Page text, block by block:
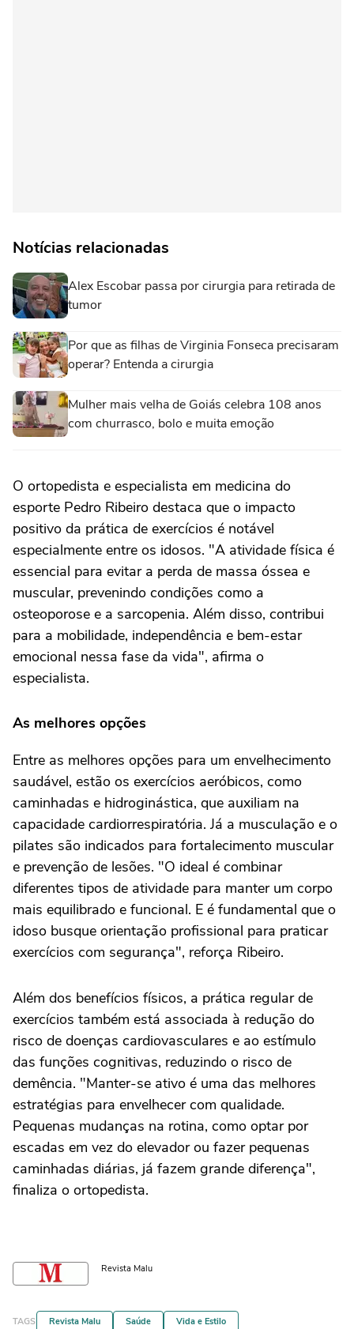
Notícias relacionadas
Alex Escobar passa por cirurgia para retirada de
tumor
Por que as filhas de Virginia Fonseca precisaram
operar? Entenda a cirurgia
Mulher mais velha de Goiás celebra 108 anos
com churrasco, bolo e muita emoção
O ortopedista e especialista em medicina do
esporte Pedro Ribeiro destaca que o impacto
positivo da prática de exercícios é notável
especialmente entre os idosos. "A atividade física é
essencial para evitar a perda de massa óssea e
muscular, prevenindo condições como a
osteoporose e a sarcopenia. Além disso, contribui
para a mobilidade, independência e bem-estar
emocional nessa fase da vida", afirma o
especialista.
As melhores opções
Entre as melhores opções para um envelhecimento
saudável, estão os exercícios aeróbicos, como
caminhadas e hidroginástica, que auxiliam na
capacidade cardiorrespiratória. Já a musculação e o
pilates são indicados para fortalecimento muscular
e prevenção de lesões. "O ideal é combinar
diferentes tipos de atividade para manter um corpo
mais equilibrado e funcional. E é fundamental que o
idoso busque orientação profissional para praticar
exercícios com segurança", reforça Ribeiro.
Além dos benefícios físicos, a prática regular de
exercícios também está associada à redução do
risco de doenças cardiovasculares e ao estímulo
das funções cognitivas, reduzindo o risco de
demência. "Manter-se ativo é uma das melhores
estratégias para envelhecer com qualidade.
Pequenas mudanças na rotina, como optar por
escadas em vez do elevador ou fazer pequenas
caminhadas diárias, já fazem grande diferença",
finaliza o ortopedista.
Revista Malu
TAGS Revista Malu Saúde Vida e Estilo